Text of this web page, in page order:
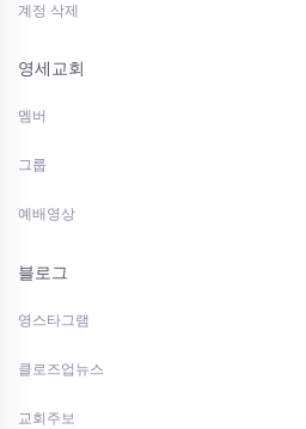
계정 삭제
영세교회
멤버
그룹
예배영상
블로그
영스타그램
클로즈업뉴스
교회주보